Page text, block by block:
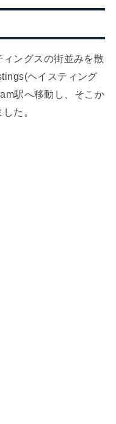
ングスの街並みを散
ヘイスティング
駅へ移動し、そこか
た。